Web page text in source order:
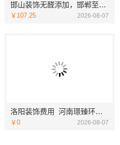
邯山装饰无醛添加，邯郸至臻全宅新材料有限公司守护家人健康
￥107.25 2026-08-07
洛阳装饰费用_河南璟臻环保建材有限公司透明报价无隐形消费
￥0 2026-08-07